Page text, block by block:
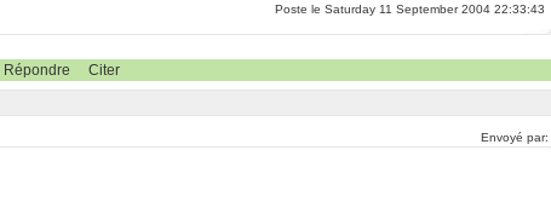
Poste le Saturday 11 September 2004 22:33:43
Répondre Citer
Envoyé par: